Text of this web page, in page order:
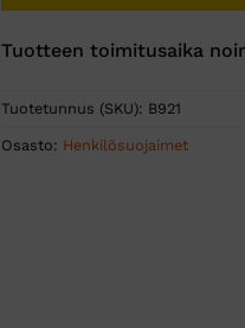
Tuotteen toimitusaika
Tuotetunnus (SKU): B921
Osasto: Henkilösuojaimet